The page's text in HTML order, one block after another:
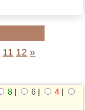
11 12 »
8 6 4